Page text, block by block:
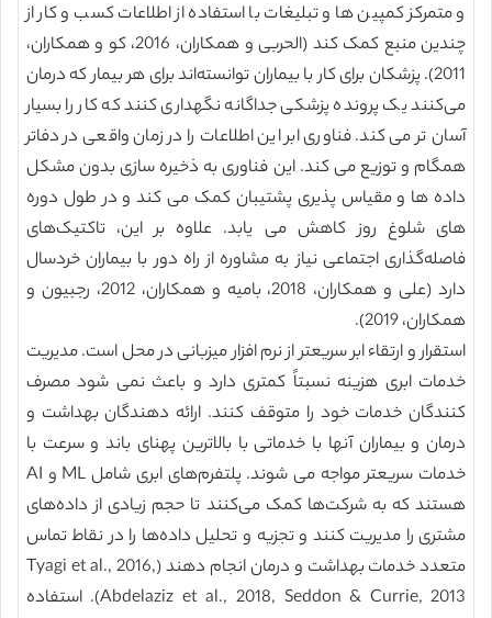
و متمرکز کمپین ها و تبلیغات با استفاده از اطلاعات کسب و کار از
چندین منبع کمک کند (الحربی و همکاران، 2016، کو و همکاران،
2011). پزشکان برای کار با بیماران توانسته‌اند برای هر بیمار که درمان
می‌کنند یک پرونده پزشکی جداگانه نگهداری کنند که کار را بسیار
آسان تر می کند. فناوری ابر این اطلاعات را در زمان واقعی در دفاتر
همگام و توزیع می کند. این فناوری به ذخیره سازی بدون مشکل
داده ها و مقیاس پذیری پشتیبان کمک می کند و در طول دوره
های شلوغ روز کاهش می یابد. علاوه بر این، تاکتیک‌های
فاصله‌گذاری اجتماعی نیاز به مشاوره از راه دور با بیماران خردسال
دارد (علی و همکاران، 2018، بامیه و همکاران، 2012، رجبیون و
همکاران، 2019).
استقرار و ارتقاء ابر سریعتر از نرم افزار میزبانی در محل است. مدیریت
خدمات ابری هزینه نسبتاً کمتری دارد و باعث نمی شود مصرف
کنندگان خدمات خود را متوقف کنند. ارائه دهندگان بهداشت و
درمان و بیماران آنها با خدماتی با بالاترین پهنای باند و سرعت با
خدمات سریعتر مواجه می شوند. پلتفرم‌های ابری شامل ML و AI
هستند که به شرکت‌ها کمک می‌کنند تا حجم زیادی از داده‌های
مشتری را مدیریت کنند و تجزیه و تحلیل داده‌ها را در نقاط تماس
متعدد خدمات بهداشت و درمان انجام دهند (Tyagi et al., 2016,
Abdelaziz et al., 2018, Seddon & Currie, 2013). استفاده